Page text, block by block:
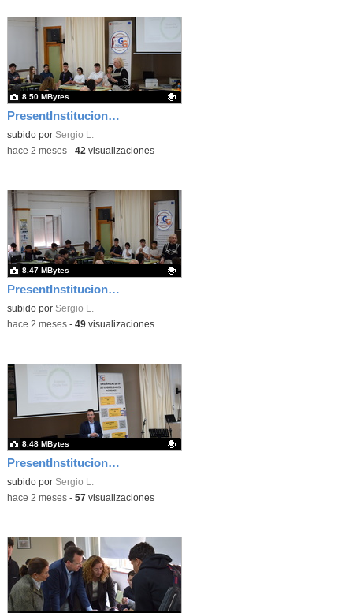
PresentInstitucional 3
Contenido educativo.
subido por Sergio L.
8.50 MBytes
-hace 2 meses- 42 visualizaciones
PresentInstitucional 5
Contenido educativo.
subido por Sergio L.
8.47 MBytes
-hace 2 meses- 49visualizaciones
PresentInstitucional 1
Contenido educativo.
subido por Sergio L.
8.48 MBytes
-hace 2 meses- 57visualizaciones